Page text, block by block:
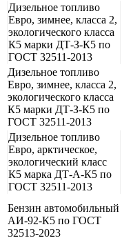
Дизельное топливо
Евро, зимнее, класса 2,
экологического класса
К5 марки ДТ-З-К5 по
ГОСТ 32511-2013
Дизельное топливо
Евро, зимнее, класса 2,
экологического класса
К5 марки ДТ-З-К5 по
ГОСТ 32511-2013
Дизельное топливо
Евро, арктическое,
экологический класс
К5 марка ДТ-А-К5 по
ГОСТ 32511-2013
Бензин автомобильный
АИ-92-К5 по ГОСТ
32513-2023